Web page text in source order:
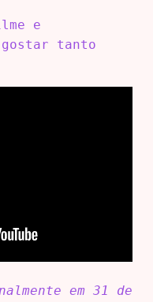
e
tanto
em 31 de